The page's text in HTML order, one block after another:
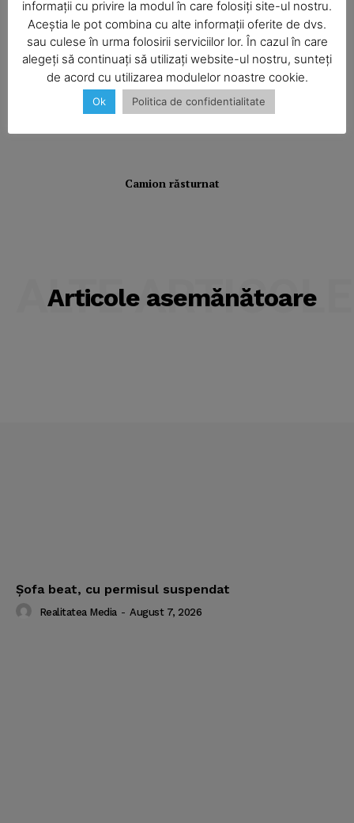
SUBSCRIBE NOW
Company
Balcon în flăcări într-un bloc din
Mărăţei
Din cauza unei lumânări
nesupravegheate, o bătrână a rămas
fără casă
Camion răsturnat
Articole asemănătoare
ALTE ARTICOLE
Şofa beat, cu permisul suspendat
Realitatea Media - August 7, 2026
informații cu privire la modul în care folosiți site-ul nostru.
Aceștia le pot combina cu alte informații oferite de dvs.
sau culese în urma folosirii serviciilor lor. În cazul în care
alegeți să continuați să utilizați website-ul nostru, sunteți
de acord cu utilizarea modulelor noastre cookie.
Ok Politica de confidentialitate